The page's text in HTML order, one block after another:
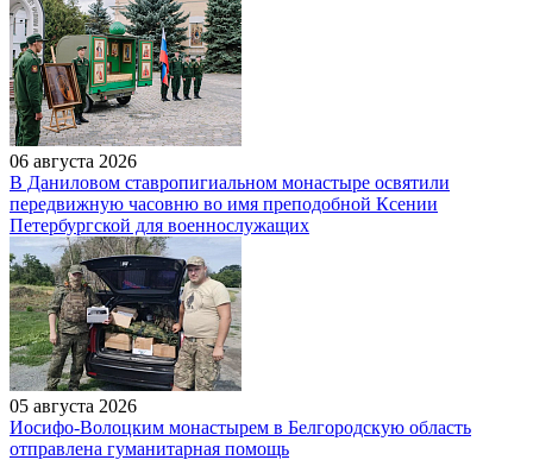
06 августа 2026
В Даниловом ставропигиальном монастыре освятили
передвижную часовню во имя преподобной Ксении
Петербургской для военнослужащих
05 августа 2026
Иосифо-Волоцким монастырем в Белгородскую область
отправлена гуманитарная помощь